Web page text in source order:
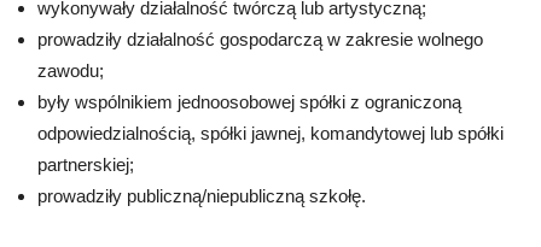
wykonywały działalność twórczą lub artystyczną;
prowadziły działalność gospodarczą w zakresie wolnego
zawodu;
były wspólnikiem jednoosobowej spółki z ograniczoną
odpowiedzialnością, spółki jawnej, komandytowej lub spółki
partnerskiej;
prowadziły publiczną/niepubliczną szkołę.